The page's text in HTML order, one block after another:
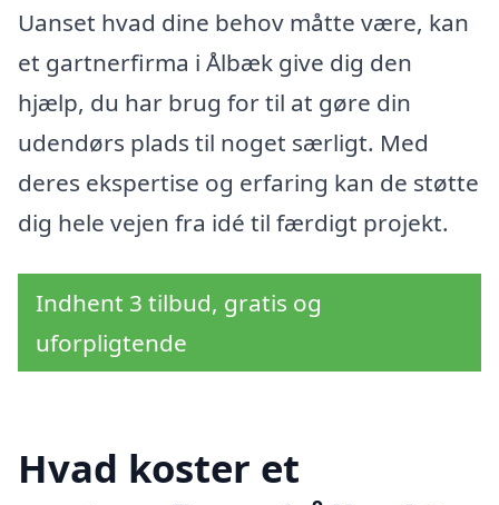
Uanset hvad dine behov måtte være, kan
et gartnerfirma i Ålbæk give dig den
hjælp, du har brug for til at gøre din
udendørs plads til noget særligt. Med
deres ekspertise og erfaring kan de støtte
dig hele vejen fra idé til færdigt projekt.
Indhent 3 tilbud, gratis og
uforpligtende
Hvad koster et